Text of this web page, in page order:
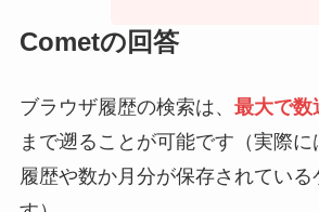
Cometの回答
ブラウザ履歴の検索は、 最大で数
まで遡ることが可能です（実際
履歴や数か月分が保存されてい